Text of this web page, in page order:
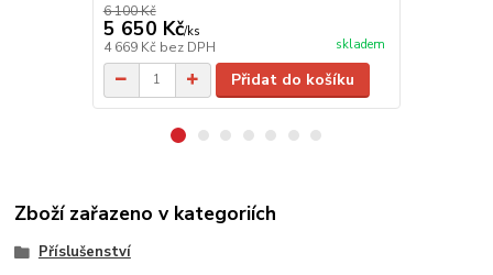
6 100 Kč
5 650 Kč/ks
4 669 Kč bez DPH skladem
Přidat do košíku
Zboží zařazeno v kategoriích
Příslušenství